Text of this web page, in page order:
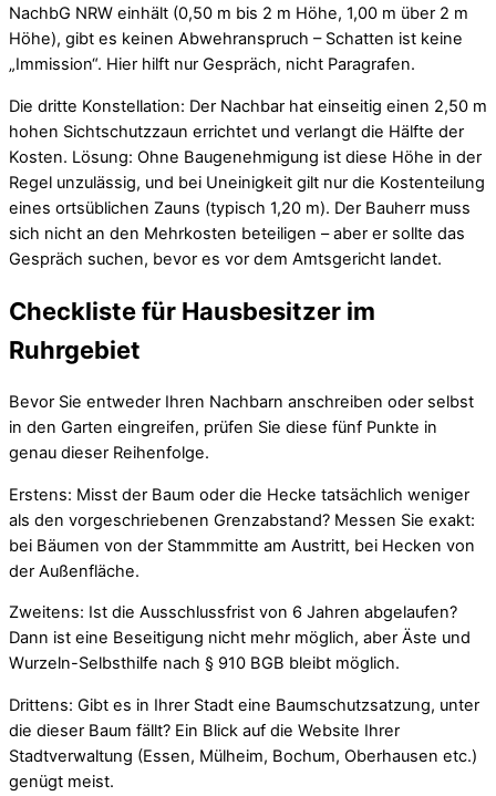
NachbG NRW einhält (0,50 m bis 2 m Höhe, 1,00 m über 2 m
Höhe), gibt es keinen Abwehranspruch – Schatten ist keine
„Immission“. Hier hilft nur Gespräch, nicht Paragrafen.
Die dritte Konstellation: Der Nachbar hat einseitig einen 2,50 m
hohen Sichtschutzzaun errichtet und verlangt die Hälfte der
Kosten. Lösung: Ohne Baugenehmigung ist diese Höhe in der
Regel unzulässig, und bei Uneinigkeit gilt nur die Kostenteilung
eines ortsüblichen Zauns (typisch 1,20 m). Der Bauherr muss
sich nicht an den Mehrkosten beteiligen – aber er sollte das
Gespräch suchen, bevor es vor dem Amtsgericht landet.
Checkliste für Hausbesitzer im
Ruhrgebiet
Bevor Sie entweder Ihren Nachbarn anschreiben oder selbst
in den Garten eingreifen, prüfen Sie diese fünf Punkte in
genau dieser Reihenfolge.
Erstens: Misst der Baum oder die Hecke tatsächlich weniger
als den vorgeschriebenen Grenzabstand? Messen Sie exakt:
bei Bäumen von der Stammmitte am Austritt, bei Hecken von
der Außenfläche.
Zweitens: Ist die Ausschlussfrist von 6 Jahren abgelaufen?
Dann ist eine Beseitigung nicht mehr möglich, aber Äste und
Wurzeln-Selbsthilfe nach § 910 BGB bleibt möglich.
Drittens: Gibt es in Ihrer Stadt eine Baumschutzsatzung, unter
die dieser Baum fällt? Ein Blick auf die Website Ihrer
Stadtverwaltung (Essen, Mülheim, Bochum, Oberhausen etc.)
genügt meist.